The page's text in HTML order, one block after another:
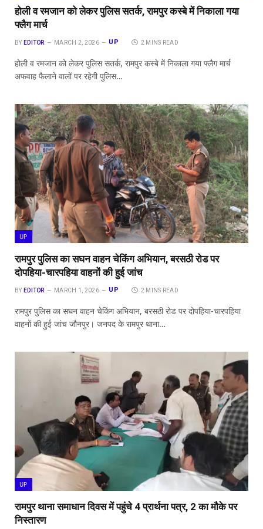
होली व रमजान को लेकर पुलिस सतर्क, रामपुर कस्बे में निकाला गया
फ्लैग मार्च
BY EDITOR MARCH 2, 2026 UP 2 MINS READ
होली व रमजान को लेकर पुलिस सतर्क, रामपुर कस्बे में निकाला गया फ्लैग मार्च
अफवाह फैलाने वालों पर रहेगी पुलिस…
UP
रामपुर पुलिस का सघन वाहन चेकिंग अभियान, बरसठी रोड पर
दोपहिया-चारपहिया वाहनों की हुई जांच
BY EDITOR MARCH 1, 2026 UP 2 MINS READ
रामपुर पुलिस का सघन वाहन चेकिंग अभियान, बरसठी रोड पर दोपहिया-चारपहिया
वाहनों की हुई जांच जौनपुर। जनपद के रामपुर थाना…
UP
रामपुर थाना समाधान दिवस में पहुंचे 4 प्रार्थना पत्र, 2 का मौके पर
निस्तारण